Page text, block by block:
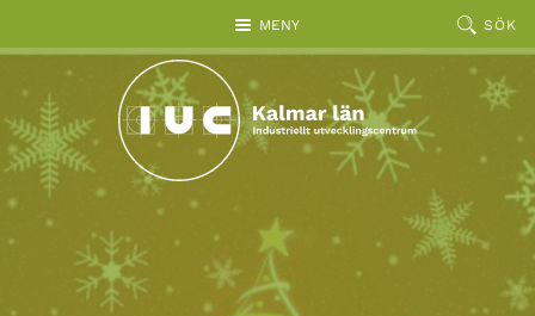
MENY SÖK